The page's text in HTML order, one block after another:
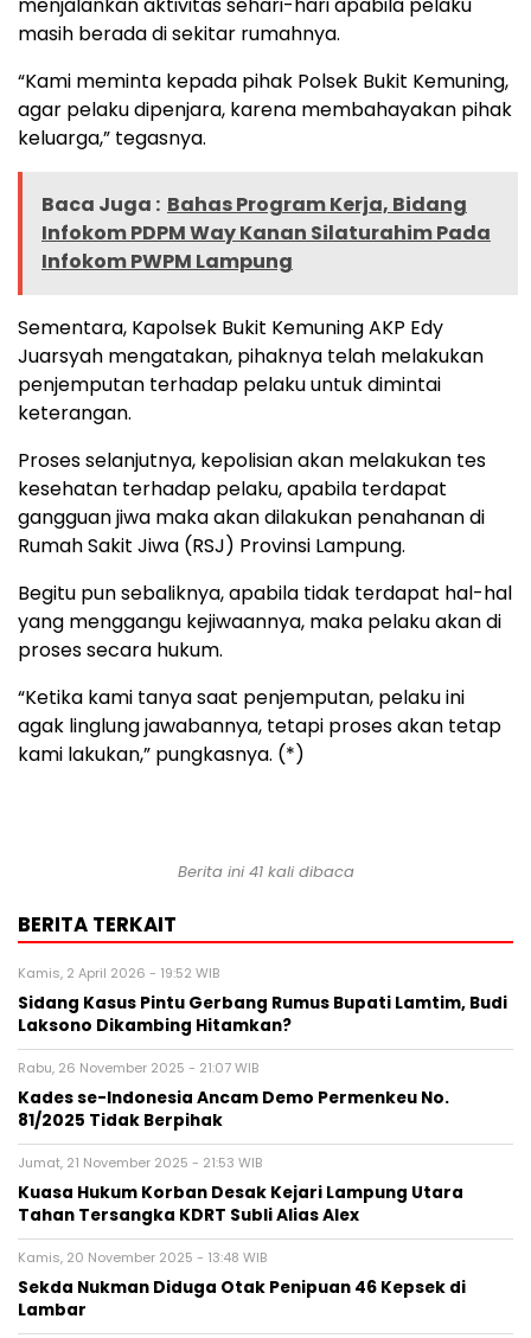
menjalankan aktivitas sehari-hari apabila pelaku
masih berada di sekitar rumahnya.
“Kami meminta kepada pihak Polsek Bukit Kemuning,
agar pelaku dipenjara, karena membahayakan pihak
keluarga,” tegasnya.
Baca Juga : Bahas Program Kerja, Bidang
Infokom PDPM Way Kanan Silaturahim Pada
Infokom PWPM Lampung
Sementara, Kapolsek Bukit Kemuning AKP Edy
Juarsyah mengatakan, pihaknya telah melakukan
penjemputan terhadap pelaku untuk dimintai
keterangan.
Proses selanjutnya, kepolisian akan melakukan tes
kesehatan terhadap pelaku, apabila terdapat
gangguan jiwa maka akan dilakukan penahanan di
Rumah Sakit Jiwa (RSJ) Provinsi Lampung.
Begitu pun sebaliknya, apabila tidak terdapat hal-hal
yang menggangu kejiwaannya, maka pelaku akan di
proses secara hukum.
“Ketika kami tanya saat penjemputan, pelaku ini
agak linglung jawabannya, tetapi proses akan tetap
kami lakukan,” pungkasnya. (*)
Berita ini 41 kali dibaca
BERITA TERKAIT
Kamis, 2 April 2026 - 19:52 WIB
Sidang Kasus Pintu Gerbang Rumus Bupati Lamtim, Budi
Laksono Dikambing Hitamkan?
Rabu, 26 November 2025 - 21:07 WIB
Kades se-Indonesia Ancam Demo Permenkeu No.
81/2025 Tidak Berpihak
Jumat, 21 November 2025 - 21:53 WIB
Kuasa Hukum Korban Desak Kejari Lampung Utara
Tahan Tersangka KDRT Subli Alias Alex
Kamis, 20 November 2025 - 13:48 WIB
Sekda Nukman Diduga Otak Penipuan 46 Kepsek di
Lambar